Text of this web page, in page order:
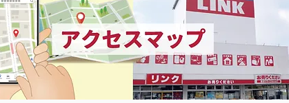
ナイキ＆X-Girl 衣料＆スニーカー大量入